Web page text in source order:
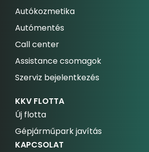
Autókozmetika
Autómentés
Call center
Assistance csomagok
Szerviz bejelentkezés
KKV FLOTTA
Új flotta
Gépjárműpark javítás
KAPCSOLAT